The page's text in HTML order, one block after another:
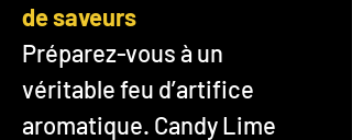
de saveurs
Préparez-vous à un
véritable feu d’artifice
aromatique. Candy Lime